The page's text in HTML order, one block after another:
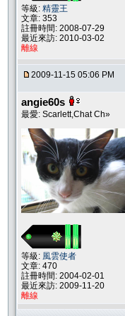
等級: 精靈王
文章: 353
註冊時間: 2008-07-29
最近來訪: 2010-03-02
離線
2009-11-15 05:06 PM
angie60s
最愛: Scarlett,Chat Ch»
等級: 風雲使者
文章: 470
註冊時間: 2004-02-01
最近來訪: 2009-11-20
離線